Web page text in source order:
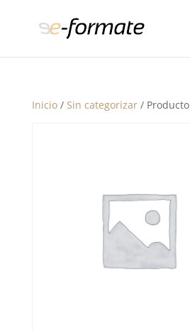
Inicio/ Sin categorizar/ Producto